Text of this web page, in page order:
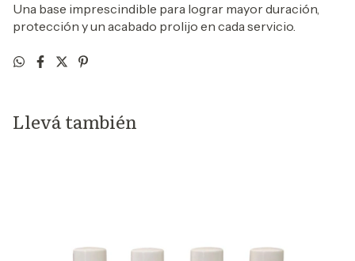
Una base imprescindible para lograr mayor duración,
protección y un acabado prolijo en cada servicio.
Llevá también